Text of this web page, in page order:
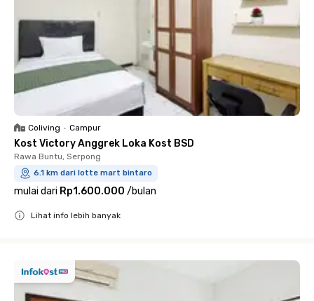
Coliving • Campur
Kost Victory Anggrek Loka Kost BSD
Rawa Buntu, Serpong
6.1 km dari lotte mart bintaro
mulai dari Rp1.600.000 /bulan
Lihat info lebih banyak